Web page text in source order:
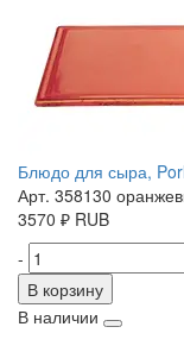
Блюдо для сыра,
Арт. 358130
3570 ₽ RUB
-
В корзину
В наличии